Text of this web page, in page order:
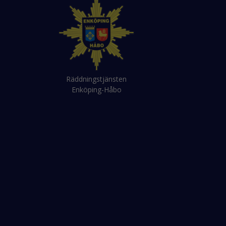
Räddningstjänsten
Enköping-Håbo